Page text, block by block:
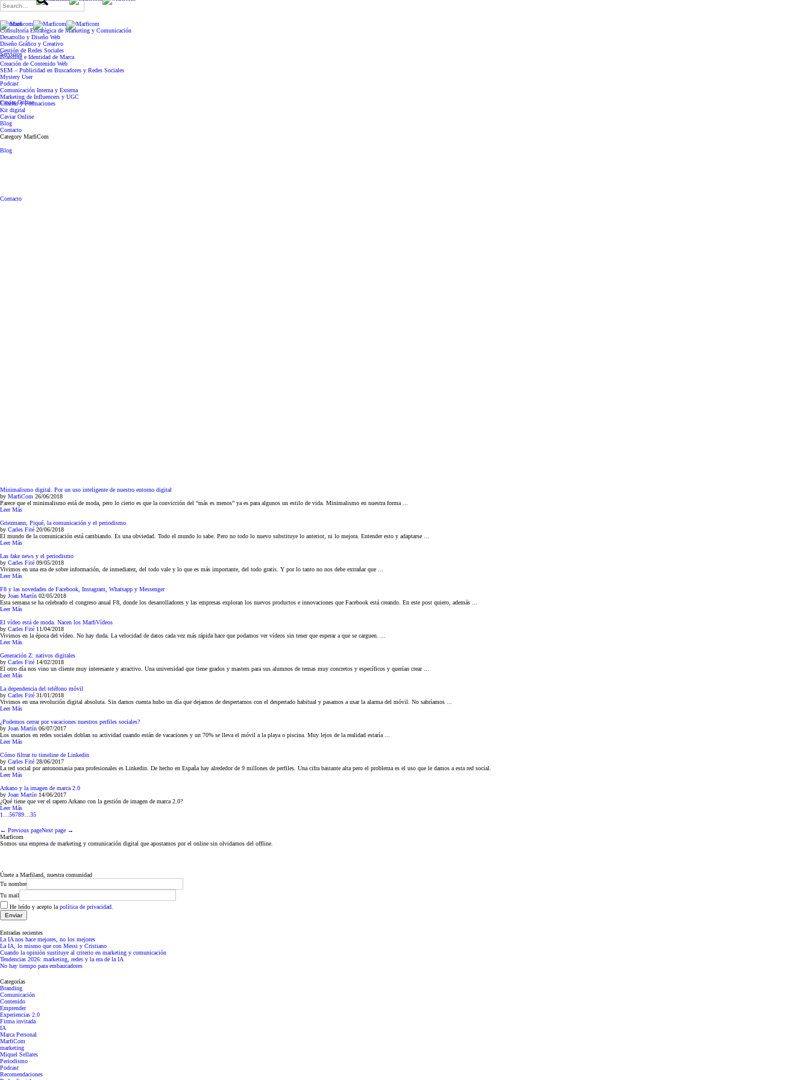
Search
for:
Servicios
Caviar Online
Blog
Contacto
Servicios
Consultoría Estratégica de Marketing y Comunicación
Desarrollo y Diseño Web
Diseño Gráfico y Creativo
Gestión de Redes Sociales
Branding e Identidad de Marca
Creación de Contenido Web
SEM – Publicidad en Buscadores y Redes Sociales
Mystery User
Podcast
Comunicación Interna y Externa
Marketing de Influencers y UGC
Charlas y Formaciones
Kit digital
Caviar Online
Blog
Contacto
Category MarfiCom
Minimalismo digital. Por un uso inteligente de nuestro entorno digital
by MarfiCom 26/06/2018
Parece que el minimalismo está de moda, pero lo cierto es que la convicción del “más es menos” ya es para algunos un estilo de vida. Minimalismo en nuestra forma ...
Leer Más
Griezmann, Piqué, la comunicación y el periodismo
by Carles Fité 20/06/2018
El mundo de la comunicación está cambiando. Es una obviedad. Todo el mundo lo sabe. Pero no todo lo nuevo substituye lo anterior, ni lo mejora. Entender esto y adaptarse ...
Leer Más
Las fake news y el periodismo
by Carles Fité 09/05/2018
Vivimos en una era de sobre información, de inmediatez, del todo vale y lo que es más importante, del todo gratis. Y por lo tanto no nos debe extrañar que ...
Leer Más
F8 y las novedades de Facebook, Instagram, Whatsapp y Messenger
by Joan Martín 02/05/2018
Esta semana se ha celebrado el congreso anual F8, donde los desarrolladores y las empresas exploran los nuevos productos e innovaciones que Facebook está creando. En este post quiero, además ...
Leer Más
El vídeo está de moda. Nacen los MarfiVídeos
by Carles Fité 11/04/2018
Vivimos en la época del vídeo. No hay duda. La velocidad de datos cada vez más rápida hace que podamos ver vídeos sin tener que esperar a que se carguen. ...
Leer Más
Generación Z: nativos digitales
by Carles Fité 14/02/2018
El otro día nos vino un cliente muy interesante y atractivo. Una universidad que tiene grados y masters para sus alumnos de temas muy concretos y específicos y querían crear ...
Leer Más
La dependencia del teléfono móvil
by Carles Fité 31/01/2018
Vivimos en una revolución digital absoluta. Sin darnos cuenta hubo un día que dejamos de despertarnos con el despertado habitual y pasamos a usar la alarma del móvil. No sabríamos ...
Leer Más
¿Podemos cerrar por vacaciones nuestros perfiles sociales?
by Joan Martín 06/07/2017
Los usuarios en redes sociales doblan su actividad cuando están de vacaciones y un 70% se lleva el móvil a la playa o piscina. Muy lejos de la realidad estaría ...
Leer Más
Cómo filtrar tu timeline de Linkedin
by Carles Fité 28/06/2017
La red social por antonomasia para profesionales es Linkedin. De hecho en España hay alrededor de 9 millones de perfiles. Una cifra bastante alta pero el problema es el uso que le damos a esta red social.
Leer Más
Arkano y la imagen de marca 2.0
by Joan Martín 14/06/2017
¿Qué tiene que ver el rapero Arkano con la gestión de imagen de marca 2.0?
Leer Más
1
56789 35
← Previous pageNext page →
Marficom
Somos una empresa de marketing y comunicación digital que apostamos por el online sin olvidarnos del offline.
Únete a Marfiland, nuestra comunidad
Tu nombre
Tu mail
He leído y acepto la política de privacidad
Entradas recientes
La IA nos hace mejores, no los mejores
La IA, lo mismo que con Messi y Cristiano
Cuando la opinión sustituye al criterio en marketing y comunicación
Tendencias 2026: marketing, redes y la era de la IA
No hay tiempo para embaucadores
Categorías
Branding
Comunicación
Contenido
Emprender
Experiencias 2.0
Firma invitada
IA
Marca Personal
MarfiCom
marketing
Miquel Sellares
Periodismo
Podcast
Recomendaciones